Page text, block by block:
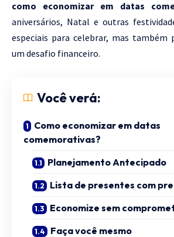
como economizar em datas
aniversários, Natal e outras
especiais para celebrar, mas também
um desafio financeiro.
Você verá:
Como economizar em datas
comemorativas?
Planejamento Antecipado
Lista de presentes com
Economize sem
Faça você mesmo